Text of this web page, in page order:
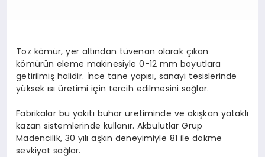
Toz kömür, yer altından tüvenan olarak çıkan
kömürün eleme makinesiyle 0-12 mm boyutlara
getirilmiş halidir. İnce tane yapısı, sanayi tesislerinde
yüksek ısı üretimi için tercih edilmesini sağlar.
Fabrikalar bu yakıtı buhar üretiminde ve akışkan yataklı
kazan sistemlerinde kullanır. Akbulutlar Grup
Madencilik, 30 yılı aşkın deneyimiyle 81 ile dökme
sevkiyat sağlar.